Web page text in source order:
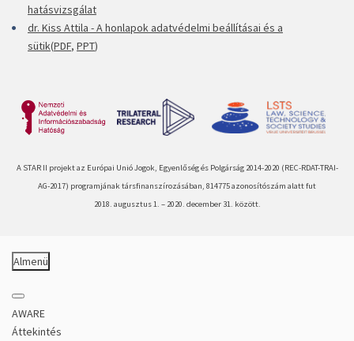
hatásvizsgálat
dr. Kiss Attila -A honlapok adatvédelmi beállításai és a
sütik(PDF, PPT)
A STAR II projekt az Európai Unió Jogok, Egyenlőség és Polgárság 2014-2020 (REC-RDAT-TRAI-
AG-2017) programjának társfinanszírozásában , 814775 azonosítószám alatt fut
2018. augusztus 1. –2020. december 31. között.
Almenü
AWARE
Áttekintés